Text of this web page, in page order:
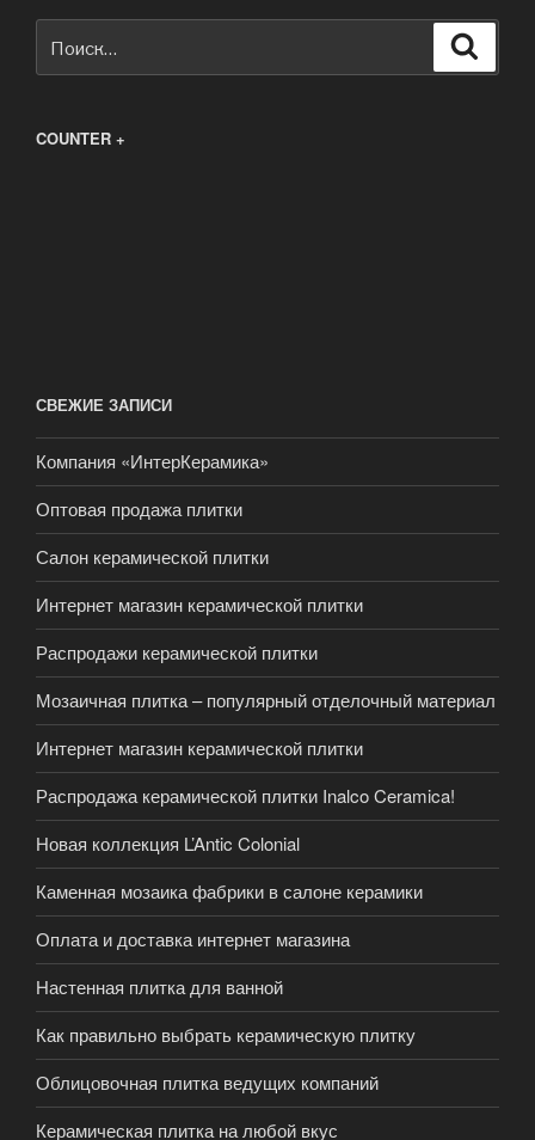
COUNTER +
СВЕЖИЕ ЗАПИСИ
Компания «ИнтерКерамика»
Оптовая продажа плитки
Салон керамической плитки
Интернет магазин керамической плитки
Распродажи керамической плитки
Мозаичная плитка – популярный отделочный материал
Интернет магазин керамической плитки
Распродажа керамической плитки Inalco Ceramica!
Новая коллекция L’Antic Colonial
Каменная мозаика фабрики в салоне керамики
Оплата и доставка интернет магазина
Настенная плитка для ванной
Как правильно выбрать керамическую плитку
Облицовочная плитка ведущих компаний
Керамическая плитка на любой вкус